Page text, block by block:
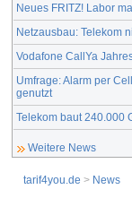
Neues FRITZ! Labor
Netzausbau: Telekom
Vodafone CallYa
Umfrage: Alarm per
genutzt
Telekom baut 240.000
Weitere News
tarif4you.de > News